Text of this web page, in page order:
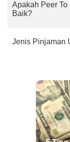
Apakah Peer
Baik?
Jenis Pinjaman